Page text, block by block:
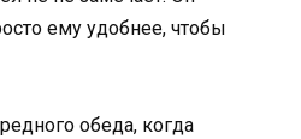
ему удобнее, чтобы
обеда, когда